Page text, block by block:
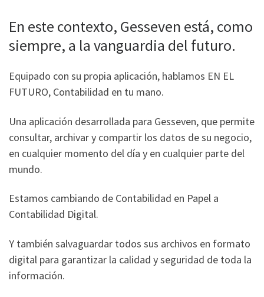
En este contexto, Gesseven está, como
siempre, a la vanguardia del futuro.
Equipado con su propia aplicación, hablamos EN EL
FUTURO, Contabilidad en tu mano.
Una aplicación desarrollada para Gesseven, que permite
consultar, archivar y compartir los datos de su negocio,
en cualquier momento del día y en cualquier parte del
mundo.
Estamos cambiando de Contabilidad en Papel a
Contabilidad Digital.
Y también salvaguardar todos sus archivos en formato
digital para garantizar la calidad y seguridad de toda la
información.